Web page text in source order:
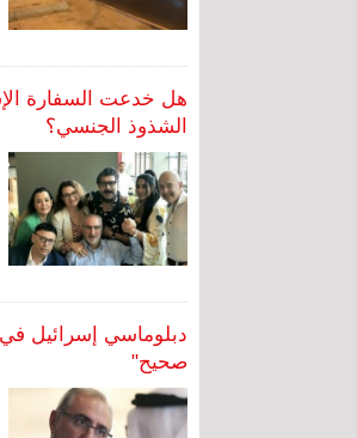
هل خدعت السفارة
الشذوذ الجنسي؟
دبلوماسي إسرائيل
صحيح"